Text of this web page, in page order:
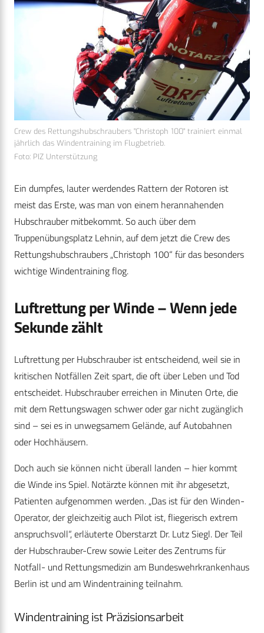
Crew des Rettungshubschraubers "Christoph 100" trainiert einmal
jährlich das Windentraining im Flugbetrieb.
Foto: PIZ Unterstützung
Ein dumpfes, lauter werdendes Rattern der Rotoren ist
meist das Erste, was man von einem herannahenden
Hubschrauber mitbekommt. So auch über dem
Truppenübungsplatz Lehnin, auf dem jetzt die Crew des
Rettungshubschraubers „Christoph 100“ für das besonders
wichtige Windentraining flog.
Luftrettung per Winde – Wenn jede
Sekunde zählt
Luftrettung per Hubschrauber ist entscheidend, weil sie in
kritischen Notfällen Zeit spart, die oft über Leben und Tod
entscheidet. Hubschrauber erreichen in Minuten Orte, die
mit dem Rettungswagen schwer oder gar nicht zugänglich
sind – sei es in unwegsamem Gelände, auf Autobahnen
oder Hochhäusern.
Doch auch sie können nicht überall landen – hier kommt
die Winde ins Spiel. Notärzte können mit ihr abgesetzt,
Patienten aufgenommen werden. „Das ist für den Winden-
Operator, der gleichzeitig auch Pilot ist, fliegerisch extrem
anspruchsvoll“, erläuterte Oberstarzt Dr. Lutz Siegl. Der Teil
der Hubschrauber-Crew sowie Leiter des Zentrums für
Notfall- und Rettungsmedizin am Bundeswehrkrankenhaus
Berlin ist und am Windentraining teilnahm.
Windentraining ist Präzisionsarbeit